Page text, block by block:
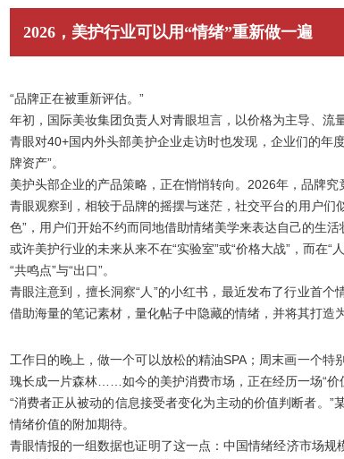
2026，美护行业可以用“情绪”重新做一遍
“品牌正在被重新评估。”
年初，国际美妆集团负责人对青眼坦言，以价格为主导、流
青眼对40+国内外头部美护企业走访时也发现，企业们的年
牌资产”。
美护头部企业的产品策略，正在悄悄转向。 2026年，品牌究
青眼观察到，相较于品牌的摇摆与迷茫，社交平台的用户们
色”，用户们开始不约而同地借助情绪美学来表达自己的生活
或许美护行业的未来从来不在“实验室”或“价格大战”，而在“
“共鸣点”与“出口”。
青眼注意到，擅长洞察“人”的小红书，最近发布了行业首个
借助海量的笔记素材，量化帖子中隐藏的情绪，并将其打造
工作日的晚上，做一个可以放松的精油SPA；周末画一个
瑰长成一片森林……如今的美护消费市场，正在经历一场“价
“消费者正从被动的信息接受者变化为主动的价值判断者。
情绪价值的附加期待。
青眼情报的一组数据也证明了这一点：中国情绪经济市场